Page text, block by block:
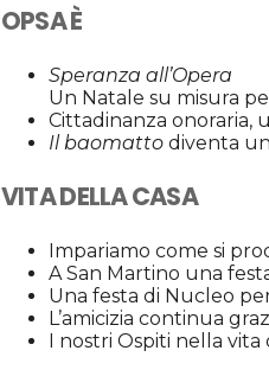
OPSA È
Speranza all’Opera
Un Natale su misura
Cittadinanza onoraria,
Il baomattodiventa
VITA DELLA CASA
Impariamo come si
A San Martino una
Una festa di Nucleo
L’amicizia continua
I nostri Ospiti nella